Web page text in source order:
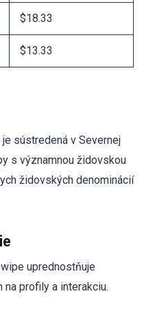
$18.33
$13.33
sústredená v Severnej
s významnou židovskou
židovských denominácií
uprednostňuje
na profily a interakciu.